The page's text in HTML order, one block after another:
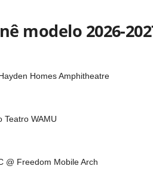
modelo 2026-
Homes Amphitheatre
Teatro WAMU
@ Freedom Mobile Arch